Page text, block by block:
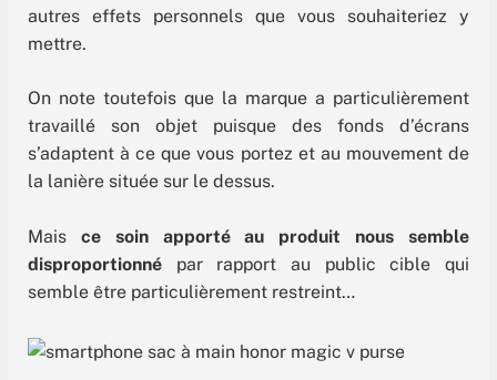
autres effets personnels que vous souhaiteriez y
mettre.
On note toutefois que la marque a particulièrement
travaillé son objet puisque des fonds d’écrans
s’adaptent à ce que vous portez et au mouvement de
la lanière située sur le dessus.
Mais ce soin apporté au produit nous semble
disproportionné par rapport au public cible qui
semble être particulièrement restreint…